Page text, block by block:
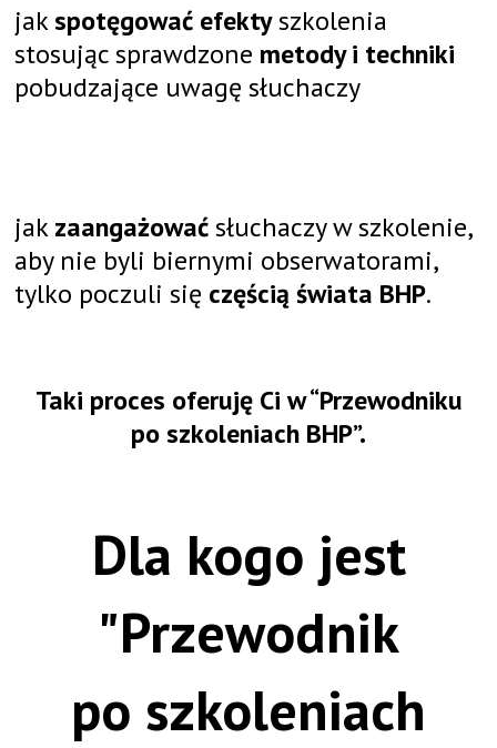
jakspotęgować efektyszkolenia
stosując sprawdzone metody i techniki
pobudzające uwagę słuchaczy
jakzaangażowaćsłuchaczy w szkolenie,
aby nie byli biernymi obserwatorami,
tylko poczuli się częścią świata BHP.
Taki proces oferuję Ci w “Przewodniku
po szkoleniach BHP”.
Dla kogo jest
"Przewodnik
po szkoleniach